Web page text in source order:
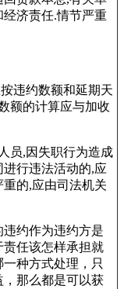
济责任.情节严重
违约数额和延期天
额的计算应与加收
员,因失职行为造成
行违法活动的,应
的,应由司法机关
约作为违约方是
任该怎样承担就
种方式处理，只
那么都是可以获